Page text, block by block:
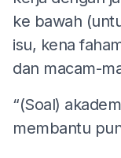
ke bawah
isu, kena
dan macam-
“(Soal)
membantu